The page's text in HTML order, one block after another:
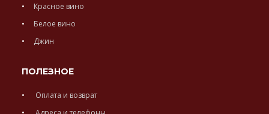
Красное вино
Белое вино
Джин
ПОЛЕЗНОЕ
Оплата и возврат